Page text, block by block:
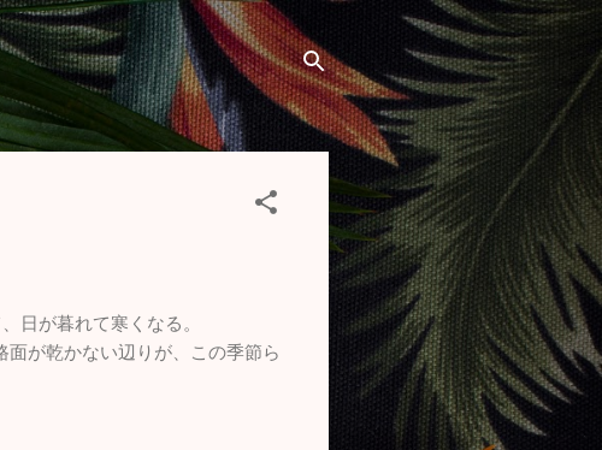
日が暮れて寒くなる。
が乾かない辺りが、この季節ら